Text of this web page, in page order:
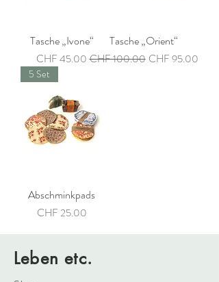
Tasche „Ivone“
Preis
CHF 45.00
Tasche „Orient“
Standardpreis
CHF 100.00 Sale-Preis
CHF 95.00
5 Set
Abschminkpads
Preis
CHF 25.00
Leben etc.